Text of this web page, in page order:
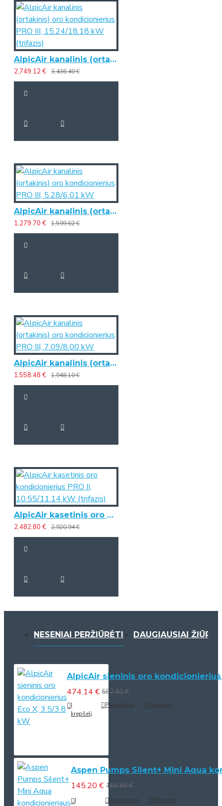
AlpicAir kanalinis (ortakinis) oro kondicionierius PRO III, 15.24/18.18 kW (trifazis)
2,749.12 € 3,436.40 €
AlpicAir kanalinis (ortakinis) oro kondicionierius PRO III, 5.28/6.01 kW
1,279.70 € 1,599.62 €
AlpicAir kanalinis (ortakinis) oro kondicionierius PRO III, 7.09/8.00 kW
1,558.48 € 1,948.10 €
AlpicAir kasetinis oro kondicionierius PRO II, 10.55/11.14 kW (trifazis)
2,482.80 € 2,920.94 €
NESENIAI PERŽIŪRĖTI DAUGIAUSIAI
AlpicAir sieninis oro kondicionierius
474.14 € 557.81 €
Į
krepšelį
Pageidauti Palyginti
Aspen Pumps Silent+ Mini Aqua
145.20 € 169.98 €
Į
Pageidauti Palyginti